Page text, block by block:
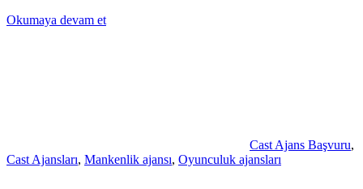
Okumaya devam et
Cast Ajans Başvuru,
Cast Ajansları, Mankenlik ajansı, Oyunculuk ajansları